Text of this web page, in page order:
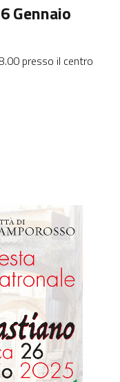
Gennaio
presso il centro